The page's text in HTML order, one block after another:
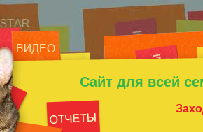
Сайт для всей